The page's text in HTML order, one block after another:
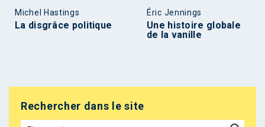
Michel Hastings
La disgrâce politique
Éric Jennings
Une histoire globale
de la vanille
Rechercher dans le site